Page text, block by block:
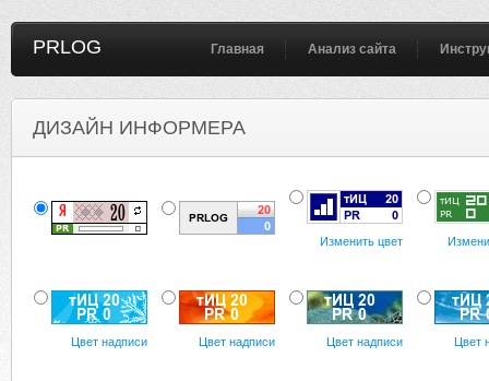
PRLOG Главная Анализ сайта
ДИЗАЙН ИНФОРМЕРА
Изменить цвет
Цвет надписи Цвет надписи Цвет надписи Цвет